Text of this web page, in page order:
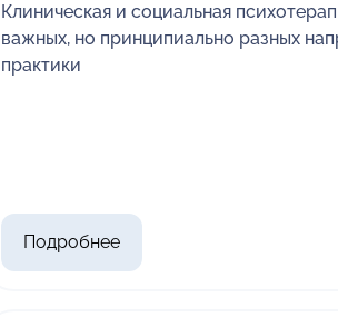
Клиническая и социальная
важных, но принципиально разных
практики
Подробнее